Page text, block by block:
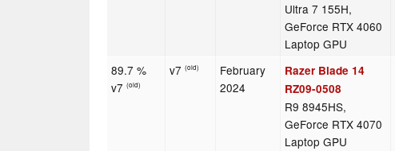
Ultra 7 155H,
GeForce RTX 4060
Laptop GPU
89.7 %
v7(old)
v7(old)
February
2024
Razer Blade 14
RZ09-0508
R9 8945HS,
GeForce RTX 4070
Laptop GPU